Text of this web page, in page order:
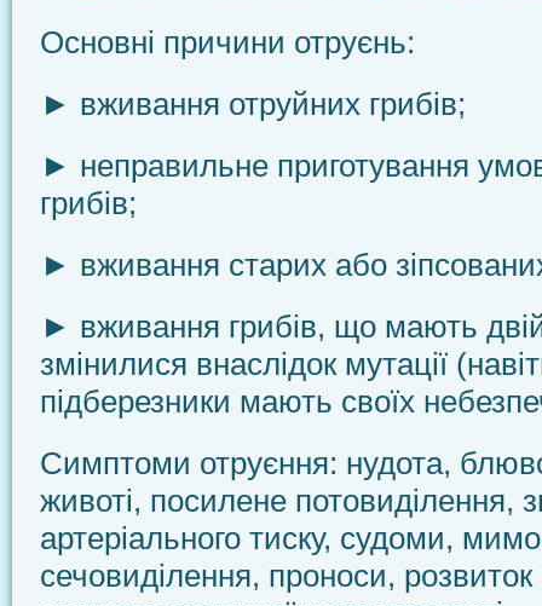
Основні причини отруєнь:
► вживання отруйних грибів;
► неправильне приготування
грибів;
► вживання старих або зіпсованих
► вживання грибів, що мають
змінилися внаслідок мутації
підберезники мають своїх
Симптоми отруєння: нудота,
животі, посилене потовиділення,
артеріального тиску, судоми,
сечовиділення, проноси,